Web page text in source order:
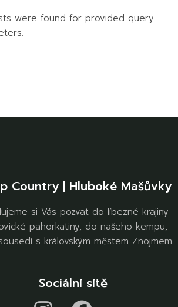
were found for provided query
Country | Hluboké Mašůvky
si Vás pozvat do líbezné krajiny
pahorkatiny, do našeho kempu,
s královským městem Znojmem.
Sociální sítě